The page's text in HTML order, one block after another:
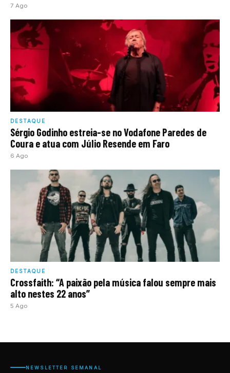
7 Ago
DESTAQUE
Sérgio Godinho estreia-se no Vodafone Paredes de
Coura e atua com Júlio Resende em Faro
6 Ago
DESTAQUE
Crossfaith: “A paixão pela música falou sempre mais
alto nestes 22 anos”
5 Ago
NEWSLETTER SEMANAL